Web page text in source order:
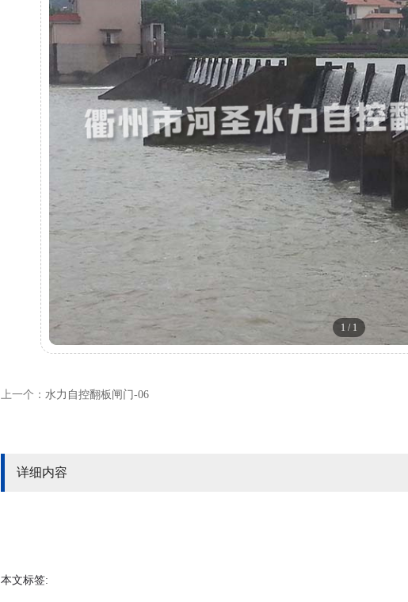
1 / 1
上一个： 水力自控翻板闸门-06
详细内容
本文标签: